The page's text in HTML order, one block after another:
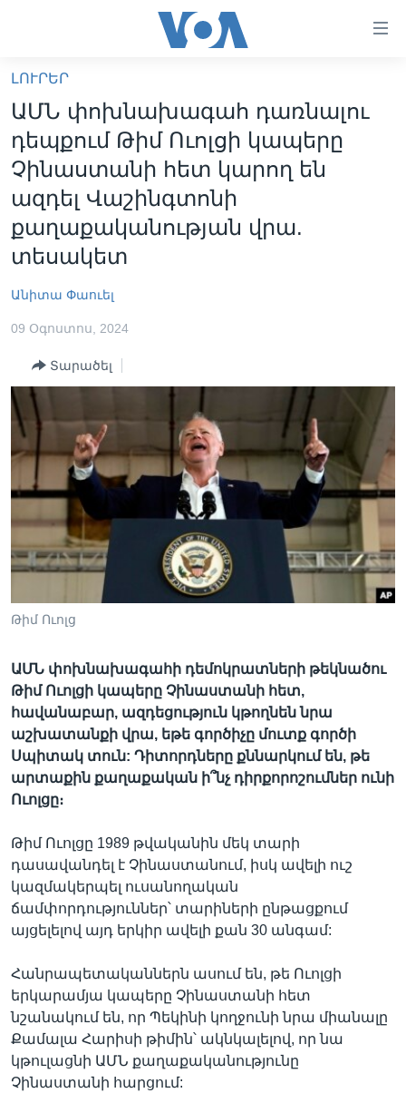
հիմնական
բովանդակությանը
անցնել
հիմնական
բովանդակությանը
հիմնական
բովանդակություն
ԼՈՒՐԵՐ
ՍՓՅՈՒՌՔ
ՏԵՍԱՆՅՈՒԹԵՐ
ՖԻԼՄԵՐ
ՖԻԼՄԵՐ
IN ENGLISH
ՄԵՐ ՄԱՍԻՆ
ՄԵՐ ՄԱՍԻՆ
«ԱՄԵՐԻԿԱՅԻ ՁԱՅՆ»-Ի ԿԱՆՈՆԱԴՐՈՒԹՅՈՒՆ
ԿԱՊ ՄԵԶ ՀԵՏ
ՈՒԿՐԱԻՆԱԿԱՆ ՊԱՏԵՐԱԶՄ
Learning English
ՀԵՏԵՒԵՔ ՄԵԶ
Լեզուներ
ԼՈՒՐԵՐ
ԱՄՆ փոխնախագահ դառնալու
դեպքում Թիմ Ուոլցի կապերը
Չինաստանի հետ կարող են
ազդել Վաշինգտոնի
քաղաքականության վրա.
տեսակետ
Անիտա Փաուել
09 Օգոստոս, 2024
Տարածել
Թիմ Ուոլց
ԱՄՆ փոխնախագահի դեմոկրատների թեկնածու
Թիմ Ուոլցի կապերը Չինաստանի հետ,
հավանաբար, ազդեցություն կթողնեն նրա
աշխատանքի վրա, եթե գործիչը մուտք գործի
Սպիտակ տուն: Դիտորդները քննարկում են, թե
արտաքին քաղաքական ի՞նչ դիրքորոշումներ ունի
Ուոլցը։
Թիմ Ուոլցը 1989 թվականին մեկ տարի
դասավանդել է Չինաստանում, իսկ ավելի ուշ
կազմակերպել ուսանողական
ճամփորդություններ՝ տարիների ընթացքում
այցելելով այդ երկիր ավելի քան 30 անգամ:
Հանրապետականներն ասում են, թե Ուոլցի
երկարամյա կապերը Չինաստանի հետ
նշանակում են, որ Պեկինի կողջունի նրա միանալը
Քամալա Հարիսի թիմին՝ ակնկալելով, որ նա
կթուլացնի ԱՄՆ քաղաքականությունը
Չինաստանի հարցում: